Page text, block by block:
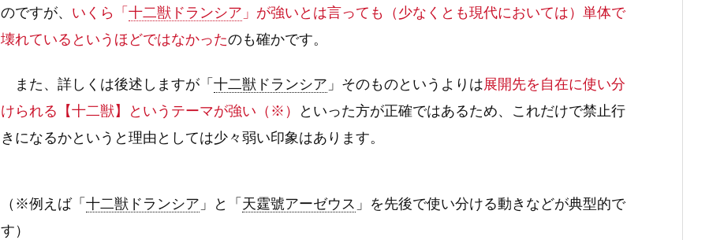
のですが、 いくら「 十二獣ドランシア 」が強いとは言っても（少なくとも現代においては）単体で
壊れているというほどではなかったのも確かです。
また、詳しくは後述しますが「 十二獣ドランシア 」そのものというよりは展開先を自在に使い分
けられる【十二獣】というテーマが強い（※）
といった方が正確ではあるため、これだけで禁止行
きになるかというと理由としては少々弱い印象はあります。
（※例えば「 十二獣ドランシア 」と「 天霆號アーゼウス 」を先後で使い分ける動きなどが典型的で
す）